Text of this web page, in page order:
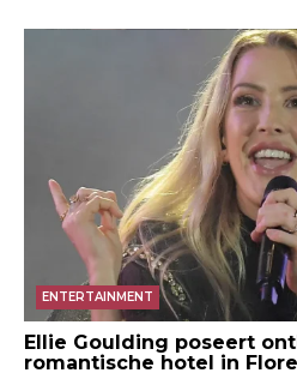
ENTERTAINMENT
Ellie Goulding poseert
romantische hotel in